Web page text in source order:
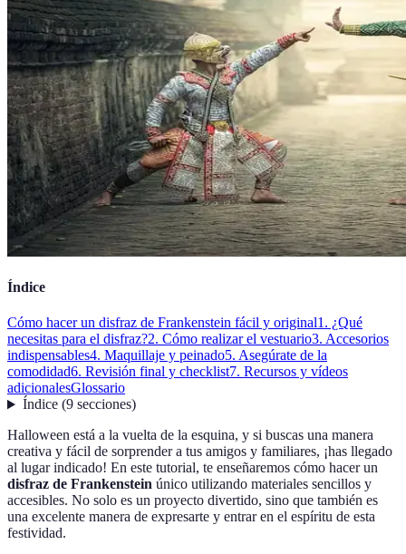
Índice
Cómo hacer un disfraz de Frankenstein fácil y original1. ¿Qué
necesitas para el disfraz?2. Cómo realizar el vestuario3. Accesorios
indispensables4. Maquillaje y peinado5. Asegúrate de la
comodidad6. Revisión final y checklist7. Recursos y vídeos
adicionalesGlossario
Índice(9 secciones)
Halloween está a la vuelta de la esquina, y si buscas una manera
creativa y fácil de sorprender a tus amigos y familiares, ¡has llegado
al lugar indicado! En este tutorial, te enseñaremos cómo hacer un
disfraz de Frankenstein único utilizando materiales sencillos y
accesibles. No solo es un proyecto divertido, sino que también es
una excelente manera de expresarte y entrar en el espíritu de esta
festividad.